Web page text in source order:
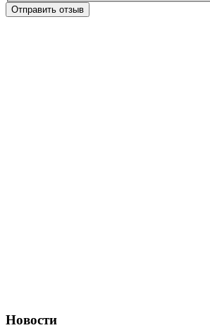
Отправить отзыв
Новости